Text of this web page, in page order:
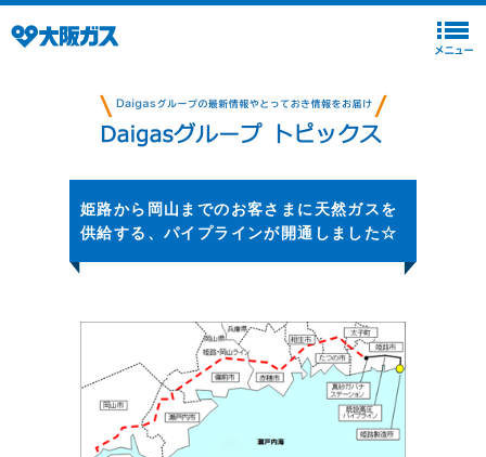
姫路から岡山までのお客さまに天然ガスを
供給する、パイプラインが開通しました☆